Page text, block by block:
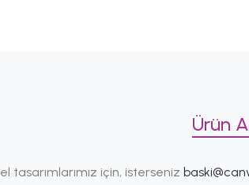
Ürün
tasarımlarımız için, isterseniz